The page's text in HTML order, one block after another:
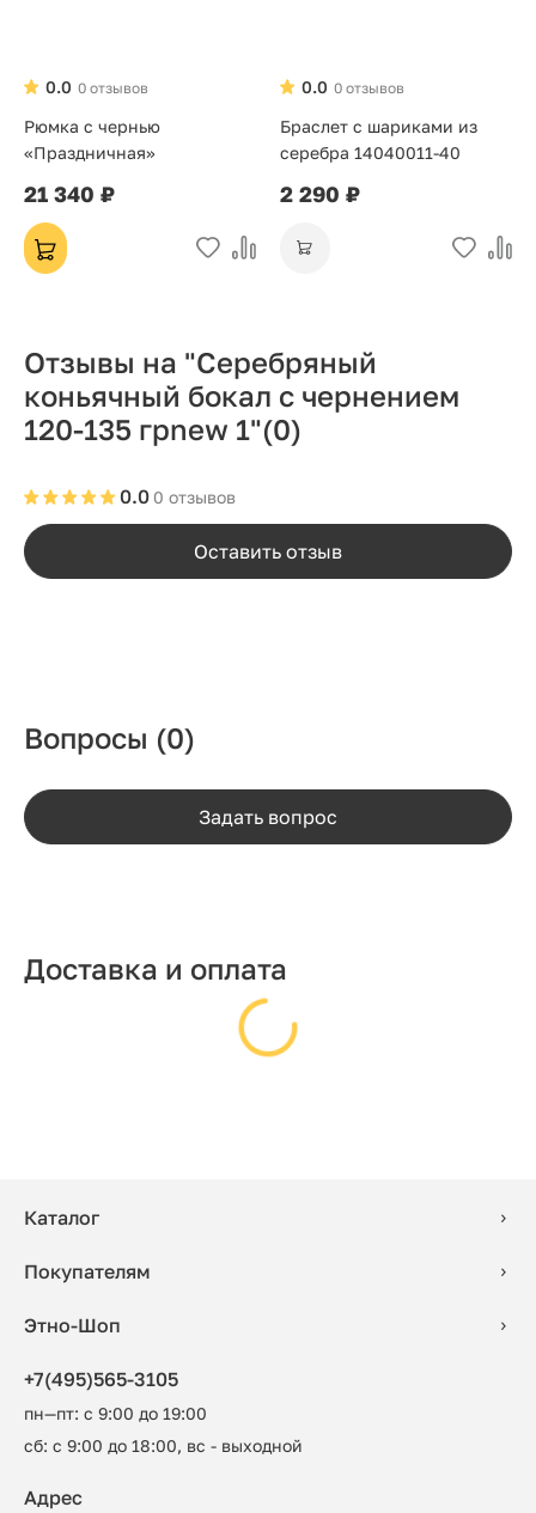
0 отзывов
0.0
Рюмка с чернью
«Праздничная»
21 340 ₽
0 отзывов
0.0
Браслет с шариками из
серебра 14040011-40
2 290 ₽
Отзывы на "Серебряный
коньячный бокал с чернением
120-135 грnew 1"(0)
0 отзывов
0.0
Оставить отзыв
Вопросы (0)
Задать вопрос
Доставка и оплата
Каталог
Покупателям
Этно-Шоп
+7(495)565-3105
пн—пт: с 9:00 до 19:00
сб: с 9:00 до 18:00, вс - выходной
Адрес